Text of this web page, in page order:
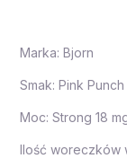
Marka: Bjorn
Smak: Pink
Moc: Strong 18
Ilość woreczków